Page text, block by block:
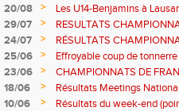
20/08
>
Les U14-Benjamins à
29/07
>
RESULTATS
24/07
>
RÉSULTATS
25/06
>
Effroyable coup de tonnerre
23/06
>
CHAMPIONNATS DE
(INTER)NATIONAUX ET
18/06 >
Résultats Meetings
Zone Alpes CJESV
10/06 >
Résultats du week-end